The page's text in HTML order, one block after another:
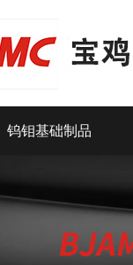
钨钼基础制品